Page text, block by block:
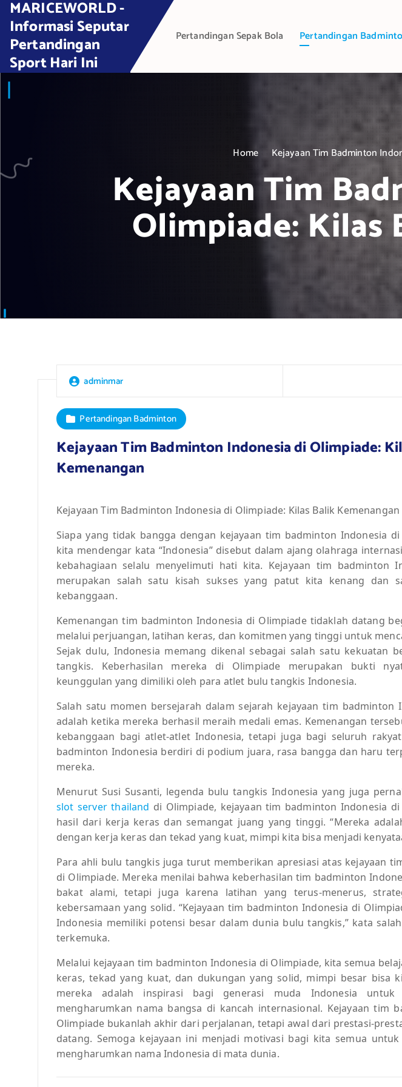
n
MARICEWORLD -
Informasi Seputar
Pertandingan
Sport Hari Ini
Pertandingan Sepak Bola Pertandingan
Home Kejayaan Tim Badminton
Kejayaan Tim
Olimpiade: Kilas
adminmar
Pertandingan Badminton
Kejayaan Tim Badminton Indonesia di Olimpiade:
Kemenangan
Kejayaan Tim Badminton Indonesia di Olimpiade: Kilas Balik Kemenangan
Siapa yang tidak bangga dengan kejayaan tim badminton Indonesia di
kita mendengar kata “Indonesia” disebut dalam ajang olahraga
kebahagiaan selalu menyelimuti hati kita. Kejayaan tim badminton
merupakan salah satu kisah sukses yang patut kita kenang dan
kebanggaan.
Kemenangan tim badminton Indonesia di Olimpiade tidaklah datang
melalui perjuangan, latihan keras, dan komitmen yang tinggi untuk
Sejak dulu, Indonesia memang dikenal sebagai salah satu kekuatan
tangkis. Keberhasilan mereka di Olimpiade merupakan bukti
keunggulan yang dimiliki oleh para atlet bulu tangkis Indonesia.
Salah satu momen bersejarah dalam sejarah kejayaan tim badminton
adalah ketika mereka berhasil meraih medali emas. Kemenangan
kebanggaan bagi atlet-atlet Indonesia, tetapi juga bagi seluruh
badminton Indonesia berdiri di podium juara, rasa bangga dan haru
mereka.
Menurut Susi Susanti, legenda bulu tangkis Indonesia yang juga
slot server thailand di Olimpiade, kejayaan tim badminton Indonesia
hasil dari kerja keras dan semangat juang yang tinggi. “Mereka
dengan kerja keras dan tekad yang kuat, mimpi kita bisa menjadi
Para ahli bulu tangkis juga turut memberikan apresiasi atas kejayaan
di Olimpiade. Mereka menilai bahwa keberhasilan tim badminton
bakat alami, tetapi juga karena latihan yang terus-menerus,
kebersamaan yang solid. “Kejayaan tim badminton Indonesia di
Indonesia memiliki potensi besar dalam dunia bulu tangkis,” kata
terkemuka.
Melalui kejayaan tim badminton Indonesia di Olimpiade, kita semua
keras, tekad yang kuat, dan dukungan yang solid, mimpi besar bisa
mereka adalah inspirasi bagi generasi muda Indonesia
mengharumkan nama bangsa di kancah internasional. Kejayaan tim
Olimpiade bukanlah akhir dari perjalanan, tetapi awal dari prestasi-
datang. Semoga kejayaan ini menjadi motivasi bagi kita semua
mengharumkan nama Indonesia di mata dunia.